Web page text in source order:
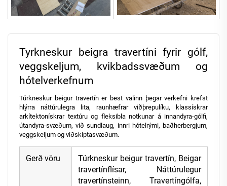
Tyrkneskur beigra travertíni fyrir gólf,
veggskeljum, kvikbadssvæðum og
hótelverkefnum
Túrkneskur beigur travertín er best valinn þegar verkefni krefst
hlýrra náttúrulegra lita, raunhæfrar viðþrepulíku, klassískrar
arkítektonískrar textúru og fleksibla notkunar á innandyra-gólfi,
útandyra-svæðum, við sundlaug, innri hótelrými, baðherbergjum,
veggskeljum og viðskiptasvæðum.
Gerð vöru
Túrkneskur beigur travertín, Beigar
travertínflísar, Náttúrulegur
travertínsteinn, Travertíngólfa,